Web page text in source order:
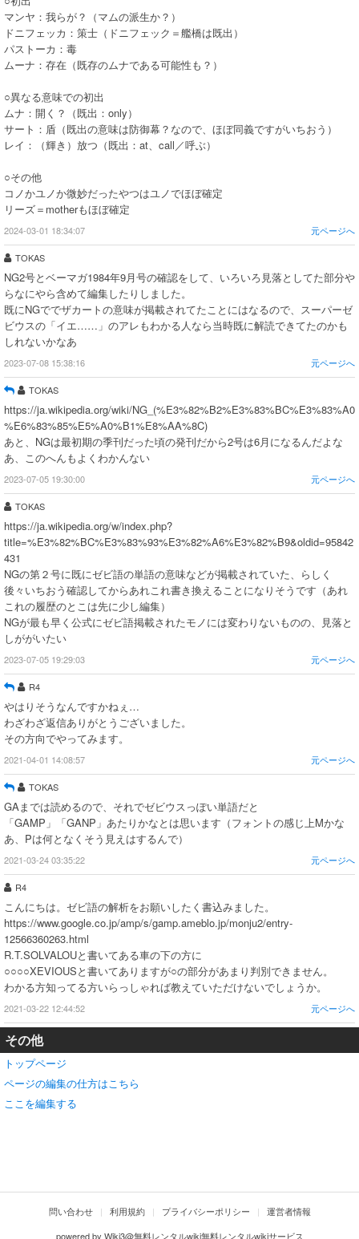
マンヤ：我らが？（マムの派生か？）
ドニフェッカ：策士（ドニフェック＝艦橋は既出）
パストーカ：毒
ムーナ：存在（既存のムナである可能性も？）
○異なる意味での初出
ムナ：開く？（既出：only）
サート：盾（既出の意味は防御幕？なので、ほぼ同義ですがいちおう）
レイ：（輝き）放つ（既出：at、call／呼ぶ）
○その他
コノかユノか微妙だったやつはユノでほぼ確定
リーズ＝motherもほぼ確定
2024-03-01 18:34:07 元ページへ
TOKAS
NG2号とベーマガ1984年9月号の確認をして、いろいろ見落としてた部分や
らなにやら含めて編集したりしました。
既にNGででザカートの意味が掲載されてたことにはなるので、スーパーゼ
ビウスの「イエ……」のアレもわかる人なら当時既に解読できてたのかも
しれないかなあ
2023-07-08 15:38:16 元ページへ
TOKAS
https://ja.wikipedia.org/wiki/NG_(%E3%82%B2%E3%83%BC%E3%83%A0
%E6%83%85%E5%A0%B1%E8%AA%8C)
あと、NGは最初期の季刊だった頃の発刊だから2号は6月になるんだよな
あ、このへんもよくわかんない
2023-07-05 19:30:00 元ページへ
TOKAS
https://ja.wikipedia.org/w/index.php?
title=%E3%82%BC%E3%83%93%E3%82%A6%E3%82%B9&oldid=95842
431
NGの第２号に既にゼビ語の単語の意味などが掲載されていた、らしく
後々いちおう確認してからあれこれ書き換えることになりそうです（あれ
これの履歴のとこは先に少し編集）
NGが最も早く公式にゼビ語掲載されたモノには変わりないものの、見落と
しががいたい
2023-07-05 19:29:03 元ページへ
R4
やはりそうなんですかねぇ…
わざわざ返信ありがとうございました。
その方向でやってみます。
2021-04-01 14:08:57 元ページへ
TOKAS
GAまでは読めるので、それでゼビウスっぽい単語だと
「GAMP」「GANP」あたりかなとは思います（フォントの感じ上Mかな
あ、Pは何となくそう見えはするんで）
2021-03-24 03:35:22 元ページへ
R4
こんにちは。ゼビ語の解析をお願いしたく書込みました。
https://www.google.co.jp/amp/s/gamp.ameblo.jp/monju2/entry-
12566360263.html
R.T.SOLVALOUと書いてある車の下の方に
○○○○XEVIOUSと書いてありますが○の部分があまり判別できません。
わかる方知ってる方いらっしゃれば教えていただけないでしょうか。
2021-03-22 12:44:52 元ページへ
その他
トップページ
ページの編集の仕方はこちら
ここを編集する
問い合わせ 利用規約 プライバシーポリシー
運営者情報
powered by Wiki3@無料レンタルwiki無料レンタルwikiサービス